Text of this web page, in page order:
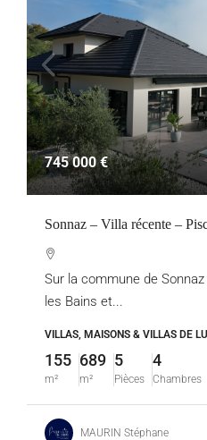
745 000 €
Sonnaz – Villa récente –
Sur la commune de
les Bains et...
VILLAS, MAISONS & VILLAS DE
155
m²
689
m²
5
Pièces
4
Chambres
MAURIN Stéphane